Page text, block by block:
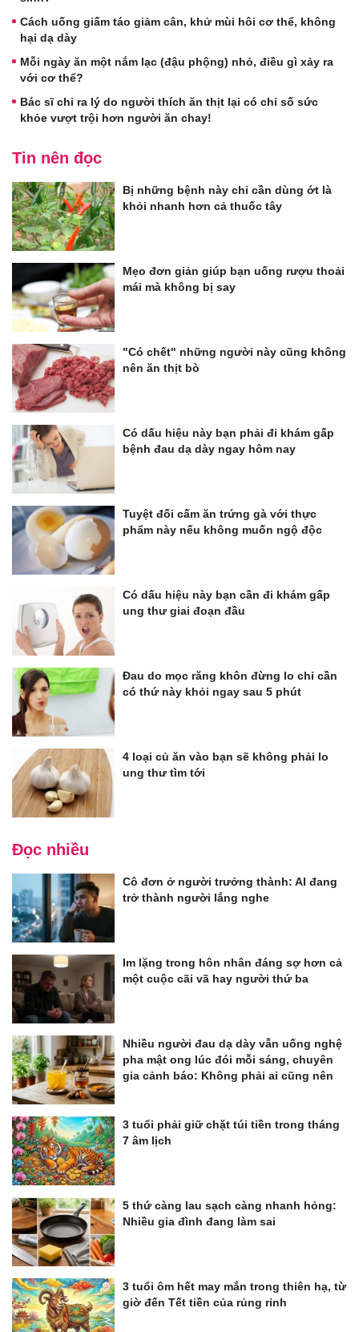
Cách uống giấm táo giảm cân, khử mùi hôi cơ thể, không
hại dạ dày
Mỗi ngày ăn một nắm lạc (đậu phộng) nhỏ, điều gì xảy ra
với cơ thể?
Bác sĩ chỉ ra lý do người thích ăn thịt lại có chỉ số sức
khỏe vượt trội hơn người ăn chay!
Tin nên đọc
Bị những bệnh này chỉ cần dùng ớt là
khỏi nhanh hơn cả thuốc tây
Mẹo đơn giản giúp bạn uống rượu thoải
mái mà không bị say
"Có chết" những người này cũng không
nên ăn thịt bò
Có dấu hiệu này bạn phải đi khám gấp
bệnh đau dạ dày ngay hôm nay
Tuyệt đối cấm ăn trứng gà với thực
phẩm này nếu không muốn ngộ độc
Có dấu hiệu này bạn cần đi khám gấp
ung thư giai đoạn đầu
Đau do mọc răng khôn đừng lo chỉ cần
có thứ này khỏi ngay sau 5 phút
4 loại củ ăn vào bạn sẽ không phải lo
ung thư tìm tới
Đọc nhiều
Cô đơn ở người trưởng thành: AI đang
trở thành người lắng nghe
Im lặng trong hôn nhân đáng sợ hơn cả
một cuộc cãi vã hay người thứ ba
Nhiều người đau dạ dày vẫn uống nghệ
pha mật ong lúc đói mỗi sáng, chuyên
gia cảnh báo: Không phải ai cũng nên
3 tuổi phải giữ chặt túi tiền trong tháng
7 âm lịch
5 thứ càng lau sạch càng nhanh hỏng:
Nhiều gia đình đang làm sai
3 tuổi ôm hết may mắn trong thiên hạ, từ
giờ đến Tết tiền của rủng rỉnh